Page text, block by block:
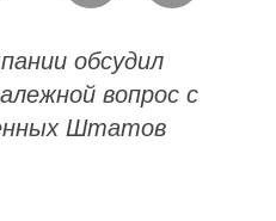
обсудил
вопрос с
Штатов